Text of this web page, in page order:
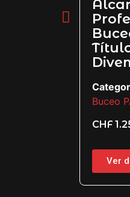
Buceo
CHF
Ver